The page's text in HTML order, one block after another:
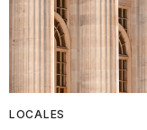
LOCALES